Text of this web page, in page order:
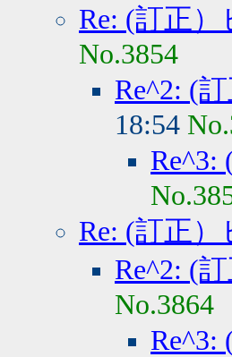
Re: (訂正
No.3854
Re^2: (
18:54
Re: (訂正
Re^2: (
No.3864